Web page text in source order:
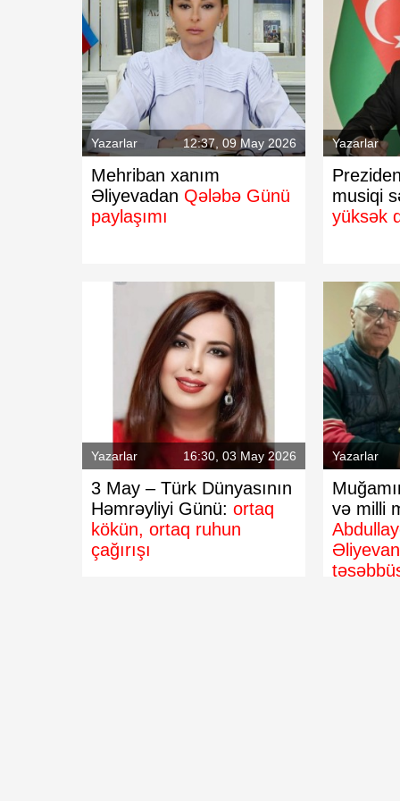
Yazarlar 12:37, 09 May 2026
Mehriban xanım
Əliyevadan Qələbə Günü
paylaşımı
Yazarlar
musiqi
yüksək
Yazarlar 16:30, 03 May 2026
3 May – Türk Dünyasının
Həmrəyliyi Günü: ortaq
kökün, ortaq ruhun
çağırışı
Yazarlar
və milli
yumurta qiymətləri Məzənnələr açıqlandı:
qeydə alındı
iyirmiyə yaxını
"Facebook" və
bilər